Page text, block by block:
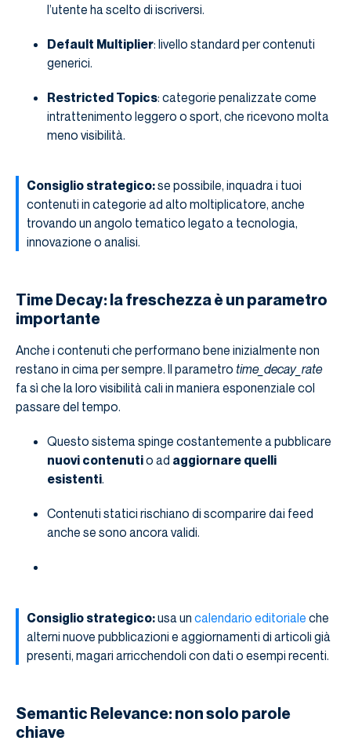
l’utente ha scelto di iscriversi.
Default Multiplier: livello standard per contenuti
generici.
Restricted Topics: categorie penalizzate come
intrattenimento leggero o sport, che ricevono molta
meno visibilità.
Consiglio strategico:se possibile, inquadra i tuoi
contenuti in categorie ad alto moltiplicatore, anche
trovando un angolo tematico legato a tecnologia,
innovazione o analisi.
Time Decay: la freschezza è un parametro
importante
Anche i contenuti che performano bene inizialmente non
restano in cima per sempre. Il parametro time_decay_rate
fa sì che la loro visibilità cali in maniera esponenziale col
passare del tempo.
Questo sistema spinge costantemente a pubblicare
nuovi contenutio ad aggiornare quelli
esistenti.
Contenuti statici rischiano di scomparire dai feed
anche se sono ancora validi.
Consiglio strategico:usa un calendario editoriale che
alterni nuove pubblicazioni e aggiornamenti di articoli già
presenti, magari arricchendoli con dati o esempi recenti.
Semantic Relevance: non solo parole
chiave